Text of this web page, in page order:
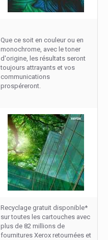
Que ce soit en couleur ou en
monochrome, avec le toner
d'origine, les résultats seront
toujours attrayants et vos
communications
prospéreront.
Recyclage gratuit disponible*
sur toutes les cartouches avec
plus de 82 millions de
fournitures Xerox retournées et